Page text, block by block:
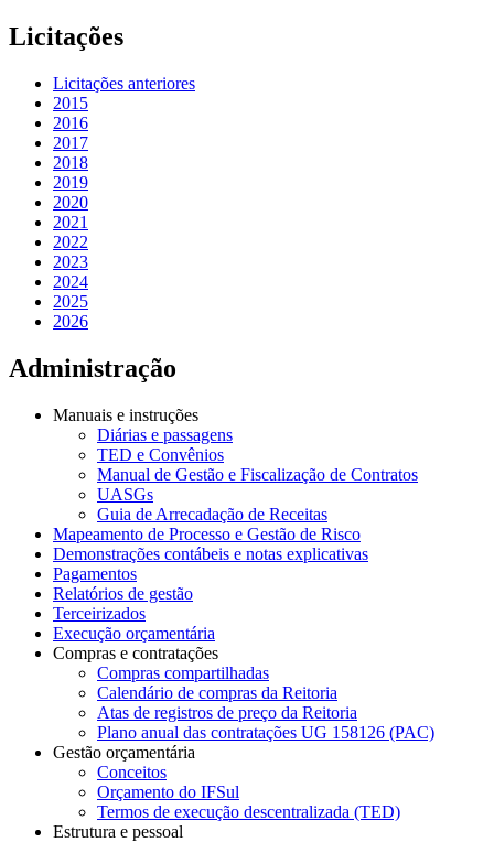
Licitações
Licitações anteriores
2015
2016
2017
2018
2019
2020
2021
2022
2023
2024
2025
2026
Administração
Manuais e instruções
Diárias e passagens
TED e Convênios
Manual de Gestão e Fiscalização de Contratos
UASGs
Guia de Arrecadação de Receitas
Mapeamento de Processo e Gestão de Risco
Demonstrações contábeis e notas explicativas
Pagamentos
Relatórios de gestão
Terceirizados
Execução orçamentária
Compras e contratações
Compras compartilhadas
Calendário de compras da Reitoria
Atas de registros de preço da Reitoria
Plano anual das contratações UG 158126 (PAC)
Gestão orçamentária
Conceitos
Orçamento do IFSul
Termos de execução descentralizada (TED)
Estrutura e pessoal